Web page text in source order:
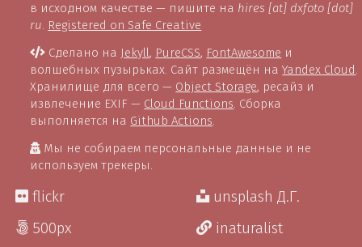
в исходном качестве — пишите на hires [at] dxfoto [dot]
ru. Registered on Safe Creative
Сделано на Jekyll, PureCSS, FontAwesome и
волшебных пузырьках. Сайт размещён наYandex Cloud .
Хранилище для всего — Object Storage, ресайз и
извлечение EXIF — Cloud Functions. Сборка
выполняется на Github Actions.
Мы не собираем персональные данные и не
используем трекеры.
flickr
500px
unsplash Д.Г.
inaturalist